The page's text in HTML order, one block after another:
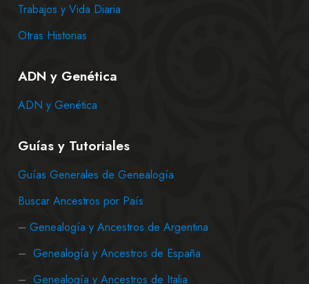
Trabajos y Vida Diaria
Otras Historias
ADN y Genética
ADN y Genética
Guías y Tutoriales
Guías Generales de Genealogía
Buscar Ancestros por País
– Genealogía y Ancestros de Argentina
– Genealogía y Ancestros de España
– Genealogía y Ancestros de Italia